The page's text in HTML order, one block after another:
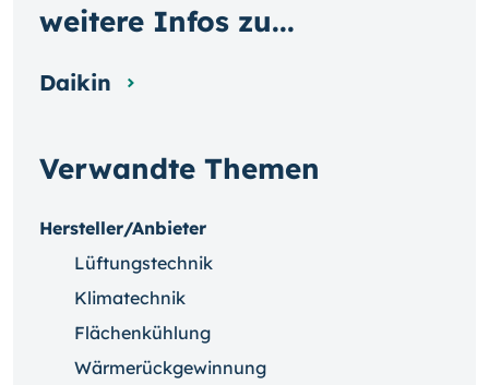
Verwandte Themen
Hersteller/Anbieter
Lüftungstechnik
Klimatechnik
Flächenkühlung
Wärmerückgewinnung
weitere Infos zu...
Daikin